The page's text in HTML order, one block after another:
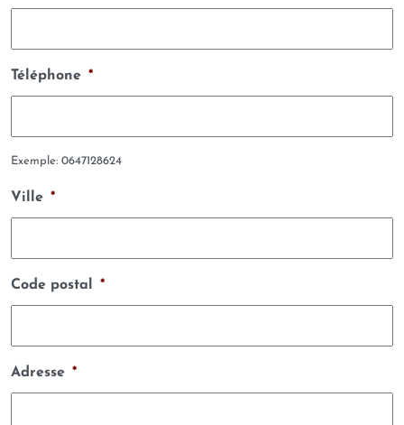
Téléphone *
Exemple: 0647128624
Ville *
Code postal *
Adresse *